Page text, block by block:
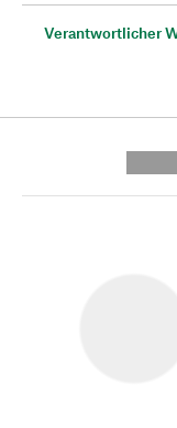
Verantwortlicher